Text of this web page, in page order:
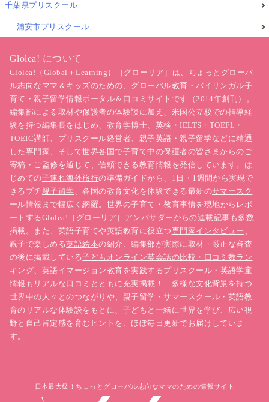
千葉県プリスクール
浦安市プリスクール
Glolea! について
Glolea!（Global＋Learning）［グローリア］は、ちょっとグローバ
ル志向なママ＆キッズのための、グローバル教育・バイリンガル子
育て・親子留学情報ポータル＆口コミサイトです（2014年創刊）。
編集部による取材や保護者の体験談に加え、米国公立校での指導経
験を持つ編集長をはじめ、教育学博士、英検・IELTS・TOEFL・
TOEIC講師、プリスクール経営者、親子英語・親子留学などに精通
した専門家、そして世界各国で子育て中の保護者の皆さまからのご
寄稿・ご監修を通じて、信頼できる教育情報を発信しています。は
じめての子連れ海外旅行の準備ガイドから、1日・1週間から実現で
きるプチ親子留学、各国の教育文化を体験できる最新のサマースク
ール情報まで幅広く網羅。 世界の子育て・教育事情を現地からレポ
ートするGlolea!［グローリア］アンバサダーからの連載記事も多数
掲載。また、英語子育てや英語教育に役立つ専門家インタビュー 、
親子で楽しめる英語絵本の紹介、編集部が実際に取材・厳正な審査
の後に掲載している子どもオンライン英会話の比較・口コミ数ラン
キング、英語イマージョン教育を実践するプリスクール・英語学童
情報もリアルな口コミとともに充実掲載！ 多様な文化背景を持つ
世界中の人々とのつながりや、親子留学・サマースクール・英語教
育のリアルな体験談をもとに、子どもと一緒に世界を学び、広い視
野と自己肯定感を育むヒントを、ほぼ毎日更新でお届けしていま
す。
日本最大級！ちょっとグローバル志向なママのための情報サイト